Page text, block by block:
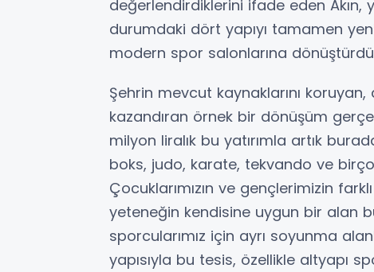
değerlendirdiklerini ifade eden Akın,
durumdaki dört yapıyı tamamen
modern spor salonlarına
Şehrin mevcut kaynaklarını
kazandıran örnek bir dönüşüm
milyon liralık bu yatırımla artık
boks, judo, karate, tekvando ve
Çocuklarımızın ve gençlerimizin
yeteneğin kendisine uygun bir alan
sporcularımız için ayrı soyunma
yapısıyla bu tesis, özellikle altyapı